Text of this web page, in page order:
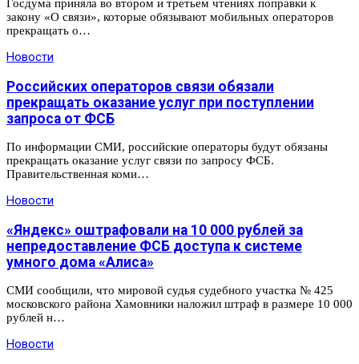
Госдума приняла во втором и третьем чтениях поправки к
закону «О связи», которые обязывают мобильных операторов
прекращать о…
Новости
Российских операторов связи обязали
прекращать оказание услуг при поступлении
запроса от ФСБ
По информации СМИ, российские операторы будут обязаны
прекращать оказание услуг связи по запросу ФСБ.
Правительственная коми…
Новости
«Яндекс» оштрафовали на 10 000 рублей за
непредоставление ФСБ доступа к системе
умного дома «Алиса»
СМИ сообщили, что мировой судья судебного участка № 425
московского района Хамовники наложил штраф в размере 10 000
рублей н…
Новости